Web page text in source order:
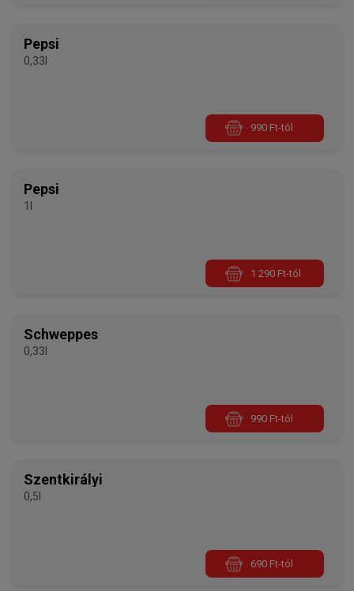
Pepsi
0,33l
990 Ft-tól
Pepsi
1l
1 290 Ft-tól
Schweppes
0,33l
990 Ft-tól
Szentkirályi
0,5l
690 Ft-tól